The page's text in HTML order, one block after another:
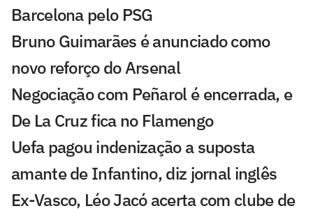
Barcelona pelo PSG
Bruno Guimarães é anunciado como
novo reforço do Arsenal
Negociação com Peñarol é encerrada, e
De La Cruz fica no Flamengo
Uefa pagou indenização a suposta
amante de Infantino, diz jornal inglês
Ex-Vasco, Léo Jacó acerta com clube de